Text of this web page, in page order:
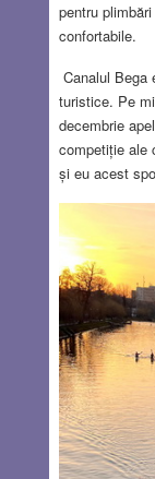
pentru
confortabile.
Canalul Bega
turistice. Pe
decembrie
competiție ale
și eu acest